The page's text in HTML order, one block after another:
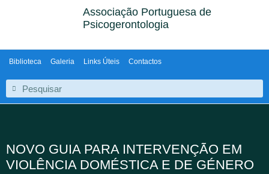
Associação Portuguesa de
Psicogerontologia
Biblioteca Galeria Links Úteis Contactos
NOVO GUIA PARA INTERVENÇÃO EM
VIOLÊNCIA DOMÉSTICA E DE GÉNERO